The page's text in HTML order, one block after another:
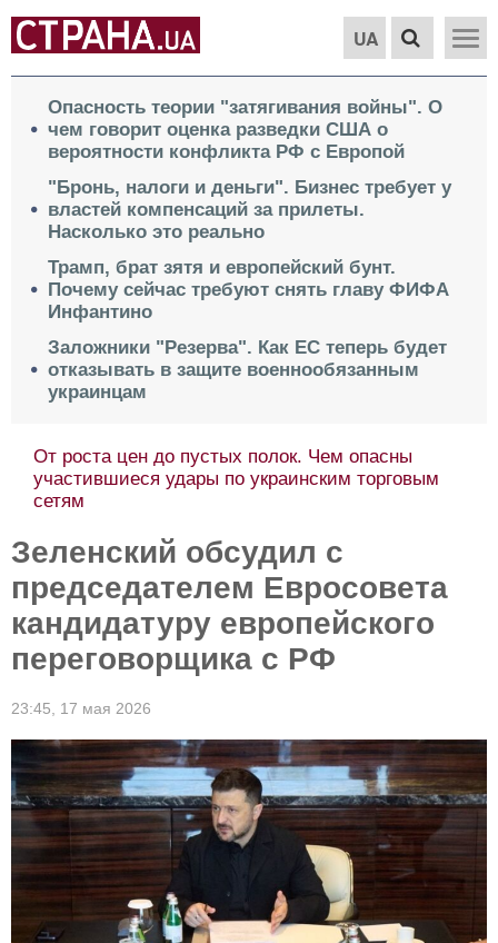
UA
Опасность теории "затягивания войны". О
чем говорит оценка разведки США о
вероятности конфликта РФ с Европой
"Бронь, налоги и деньги". Бизнес требует у
властей компенсаций за прилеты.
Насколько это реально
Трамп, брат зятя и европейский бунт.
Почему сейчас требуют снять главу ФИФА
Инфантино
Заложники "Резерва". Как ЕС теперь будет
отказывать в защите военнообязанным
украинцам
От роста цен до пустых полок. Чем опасны
участившиеся удары по украинским торговым
сетям
Зеленский обсудил с
председателем Евросовета
кандидатуру европейского
переговорщика с РФ
23:45, 17 мая 2026